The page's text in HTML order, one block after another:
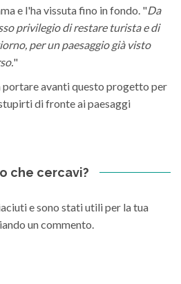
e l'ha vissuta fino in fondo. "Da
privilegio di restare turista e di
per un paesaggio già visto
"
portare avanti questo progetto per
di fronte ai paesaggi
che cercavi?
e sono stati utili per la tua
un commento.